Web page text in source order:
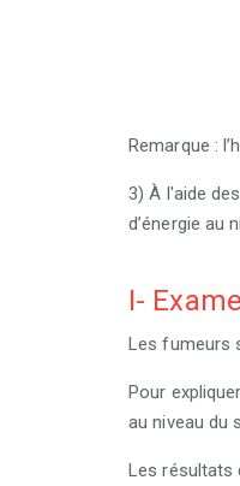
Remarque :
3) À l'aide
d’énergie au
I-
Les fumeurs
Pour expliquer
au niveau du
Les résultats